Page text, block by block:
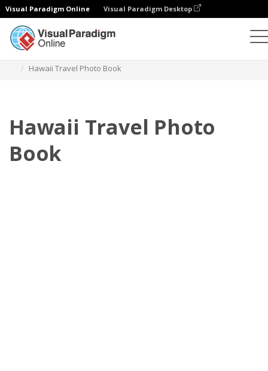
Visual Paradigm Online Visual Paradigm Desktop
Hawaii Travel Photo Book
Hawaii Travel Photo
Book